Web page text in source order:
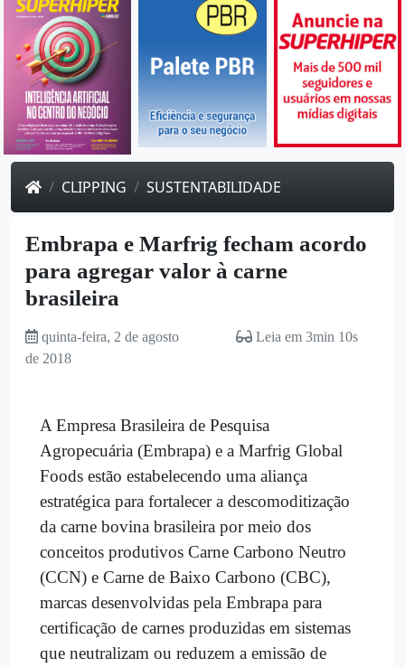
CLIPPING SUSTENTABILIDADE
Embrapa e Marfrig fecham acordo
para agregar valor à carne
brasileira
quinta-feira, 2 de agosto
de 2018
Leia em 3min 10s
A Empresa Brasileira de Pesquisa
Agropecuária (Embrapa) e a Marfrig Global
Foods estão estabelecendo uma aliança
estratégica para fortalecer a descomoditização
da carne bovina brasileira por meio dos
conceitos produtivos Carne Carbono Neutro
(CCN) e Carne de Baixo Carbono (CBC),
marcas desenvolvidas pela Embrapa para
certificação de carnes produzidas em sistemas
que neutralizam ou reduzem a emissão de